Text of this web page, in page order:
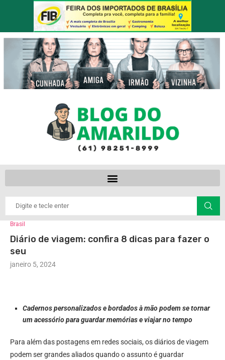
Brasil
Diário de viagem: confira 8 dicas para fazer o
seu
janeiro 5, 2024
Cadernos personalizados e bordados à mão podem se tornar
um acessório para guardar memórias e viajar no tempo
Para além das postagens em redes sociais, os diários de viagem
podem ser grandes aliados quando o assunto é guardar